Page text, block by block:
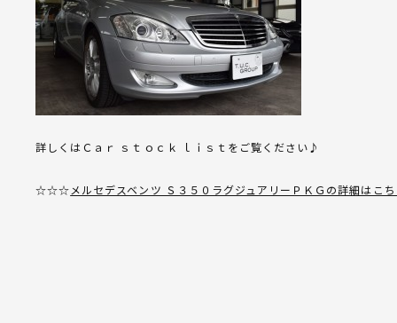
詳しくはＣａｒ ｓｔｏｃｋ ｌｉｓｔをご覧ください♪
☆☆☆ メルセデスベンツ Ｓ３５０ラグジュアリーＰＫＧの詳細はこ